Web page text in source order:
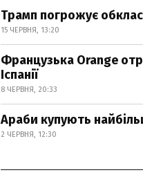
Трамп погрожує
15 ЧЕРВНЯ, 13:20
Французька Orange
Іспанії
8 ЧЕРВНЯ, 20:33
Араби купують
2 ЧЕРВНЯ, 12:30